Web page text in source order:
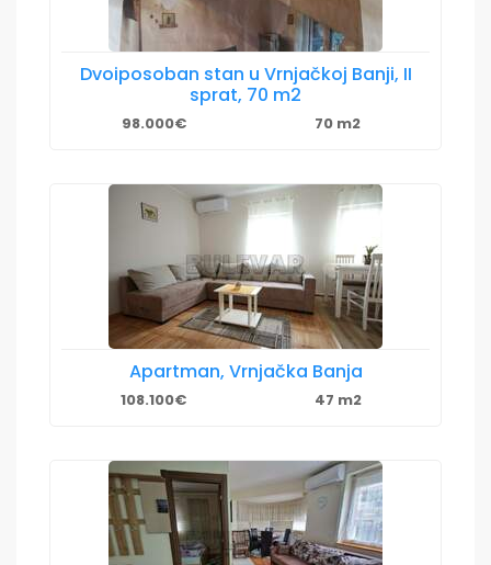
Dvoiposoban stan u Vrnjačkoj Banji, II
sprat, 70 m2
98.000€ 70 m2
Apartman, Vrnjačka Banja
108.100€ 47 m2